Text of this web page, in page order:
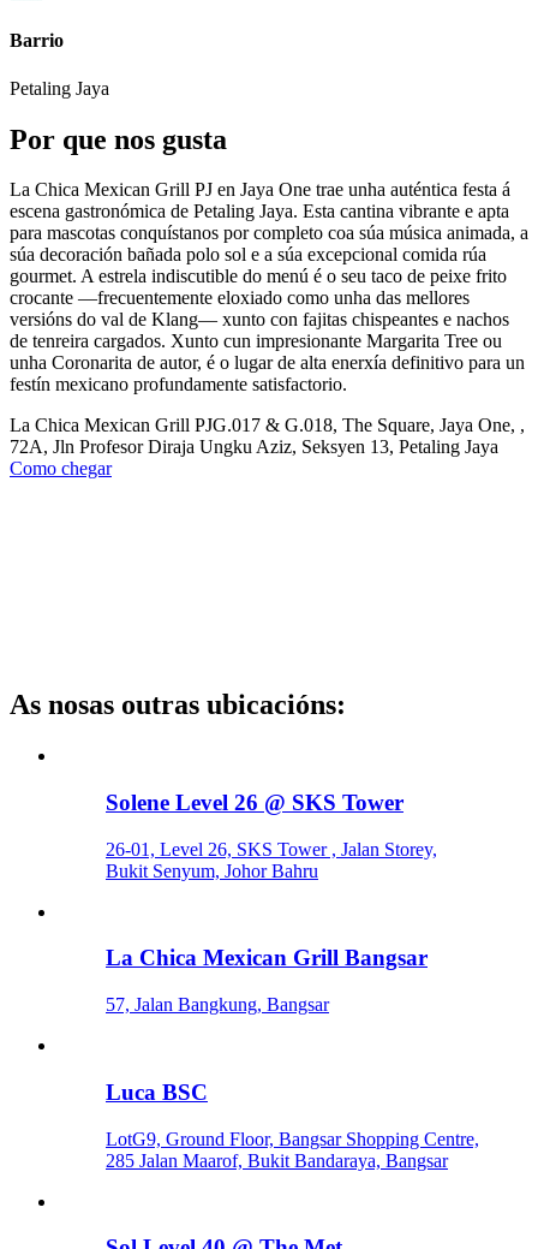
Barrio
Petaling Jaya
Por que nos gusta
La Chica Mexican Grill PJ en Jaya One trae unha auténtica festa á
escena gastronómica de Petaling Jaya. Esta cantina vibrante e apta
para mascotas conquístanos por completo coa súa música animada, a
súa decoración bañada polo sol e a súa excepcional comida rúa
gourmet. A estrela indiscutible do menú é o seu taco de peixe frito
crocante —frecuentemente eloxiado como unha das mellores
versións do val de Klang— xunto con fajitas chispeantes e nachos
de tenreira cargados. Xunto cun impresionante Margarita Tree ou
unha Coronarita de autor, é o lugar de alta enerxía definitivo para un
festín mexicano profundamente satisfactorio.
La Chica Mexican Grill PJG.017 & G.018, The Square, Jaya One, ,
72A, Jln Profesor Diraja Ungku Aziz, Seksyen 13, Petaling Jaya
Como chegar
As nosas outras ubicacións:
Solene Level 26 @ SKS Tower
26-01, Level 26, SKS Tower , Jalan Storey,
Bukit Senyum, Johor Bahru
La Chica Mexican Grill Bangsar
57, Jalan Bangkung, Bangsar
Luca BSC
LotG9, Ground Floor, Bangsar Shopping Centre,
285 Jalan Maarof, Bukit Bandaraya, Bangsar